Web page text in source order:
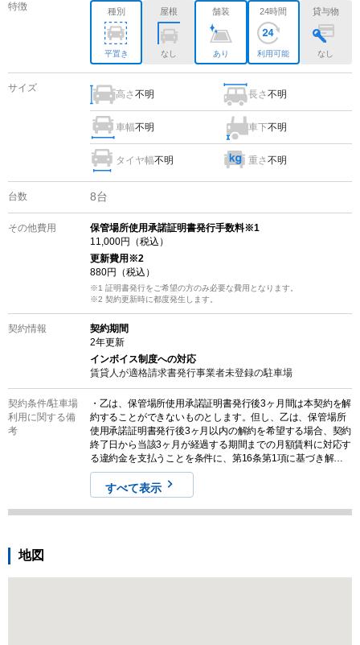
特徴 種別
平置き
屋根
なし
舗装
あり
24時間
利用可能
貸与物
なし
サイズ
高さ不明 長さ不明
車幅不明 車下不明
タイヤ幅不明 重さ不明
台数 8台
その他費用
保管場所使用承諾証明書発行手数料※1
11,000円（税込）
更新費用 ※2
880円（税込）
※1 証明書発行をご希望の方のみ必要な費用となります。
※2 契約更新時に都度発生します。
契約情報
契約期間
2年更新
インボイス制度への対応
賃貸人が適格請求書発行事業者未登録の駐車場
契約条件/駐車場
利用に関する備
考
・乙は、保管場所使用承諾証明書発行後3ヶ月間は本契約を解
約することができないものとします。但し、乙は、保管場所
使用承諾証明書発行後3ヶ月以内の解約を希望する場合、契約
終了日から当該3ヶ月が経過する期間までの月額賃料に対応す
る違約金を支払うことを条件に、第16条第1項に基づき解約
できるものとします。 ・本駐車場をお申し込みする際は、お
申し込み前に必ずご利用の車両サイズおよび収容スペースを
現地でご確認ください。また、募集情報と実際の現地の状況
が異なる場合がございます。その場合は、現況を優先させて
すべて表示
地図